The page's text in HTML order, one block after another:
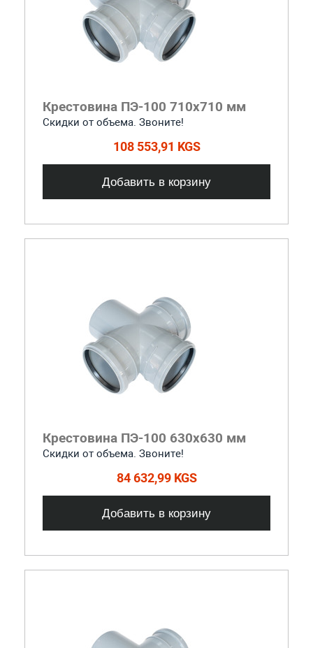
Крестовина ПЭ-100 710x710 мм
Скидки от объема. Звоните!
108 553,91 KGS
Добавить в корзину
Крестовина ПЭ-100 630x630 мм
Скидки от объема. Звоните!
84 632,99 KGS
Добавить в корзину